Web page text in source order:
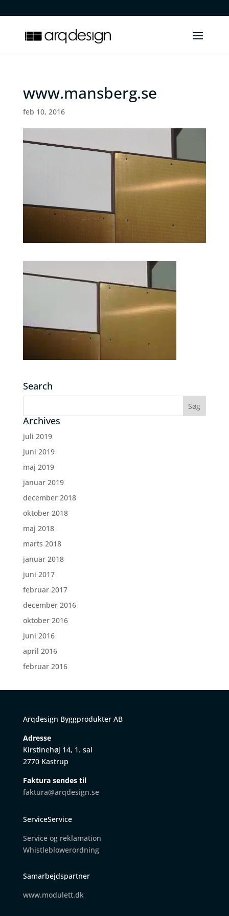
www.mansberg.se
feb 10, 2016
Search
Archives
juli 2019
juni 2019
maj 2019
januar 2019
december 2018
oktober 2018
maj 2018
marts 2018
januar 2018
juni 2017
februar 2017
december 2016
oktober 2016
juni 2016
april 2016
februar 2016
Arqdesign Byggprodukter AB
Adresse
Kirstinehøj 14, 1. sal
2770 Kastrup
Faktura sendes til
faktura@arqdesign.se
ServiceService
Service og reklamation
Whistleblowerordning
Samarbejdspartner
www.modulett.dk